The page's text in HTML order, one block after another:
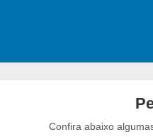
Confira abaixo